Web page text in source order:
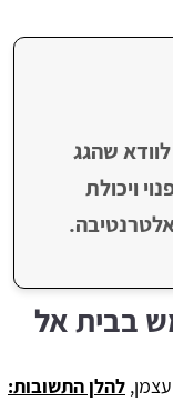
שהגג
ויכולת
בבית אל
להלן התשובות: